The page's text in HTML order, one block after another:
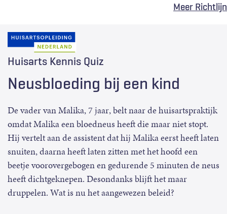
Meer Richtlijn
Huisarts Kennis Quiz
Neusbloeding bij een kind
De vader van Malika, 7 jaar, belt naar de huisartspraktijk
omdat Malika een bloedneus heeft die maar niet stopt.
Hij vertelt aan de assistent dat hij Malika eerst heeft laten
snuiten, daarna heeft laten zitten met het hoofd een
beetje voorovergebogen en gedurende 5 minuten de neus
heeft dichtgeknepen. Desondanks blijft het maar
druppelen. Wat is nu het aangewezen beleid?